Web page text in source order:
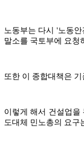
노동부는 다시 '노동
말소를 국토부에 요청
또한 이 종합대책은
이렇게 해서 건설업을
도대체 민노총의 요구